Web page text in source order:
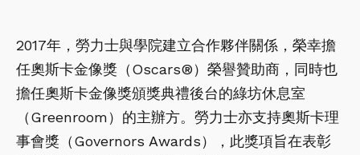
2017年，勞力士與學院建立合作夥伴關係，榮幸擔
任奧斯卡金像獎（Oscars®）榮譽贊助商，同時也
擔任奧斯卡金像獎頒獎典禮後台的綠坊休息室
（Greenroom）的主辦方。勞力士亦支持奧斯卡理
事會獎（Governors Awards），此獎項旨在表彰